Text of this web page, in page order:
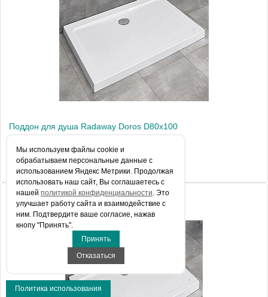
Поддон для душа Radaway Doros D80x100
17 829 руб.
Политика использования
Мы используем файлы сookie и
обрабатываем персональные данные с
использованием Яндекс Метрики. Продолжая
использовать наш сайт, Вы соглашаетесь с
нашей политикой конфиденциальности. Это
улучшает работу сайта и взаимодействие с
ним. Подтвердите ваше согласие, нажав
кнопу "Принять".
Принять
Отказаться